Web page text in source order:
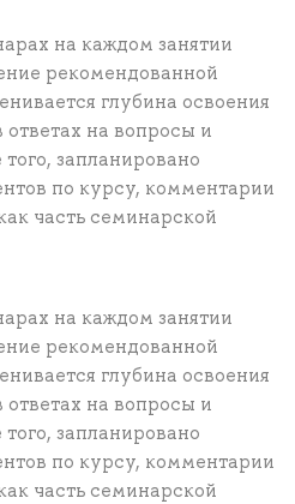
на каждом занятии
рекомендованной
глубина освоения
ответах на вопросы и
запланировано
по курсу, комментарии
часть семинарской
на каждом занятии
рекомендованной
глубина освоения
ответах на вопросы и
запланировано
по курсу, комментарии
часть семинарской